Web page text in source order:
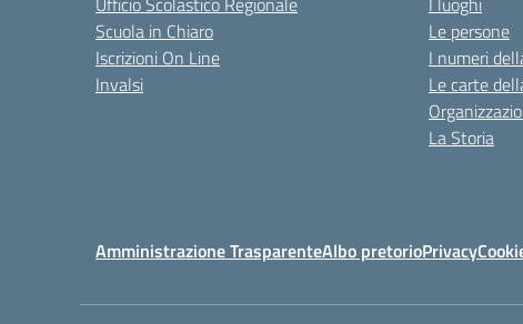
Scuola in Chiaro
Iscrizioni On Line
Invalsi
Le persone
I numeri
Le carte
La Storia
Amministrazione TrasparenteAlbo pretorioPrivacy